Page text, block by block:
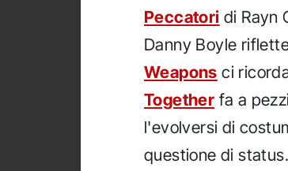
Peccatori di Rayn
Danny Boyle
Weapons ci
Together fa a
l'evolversi di
questione di